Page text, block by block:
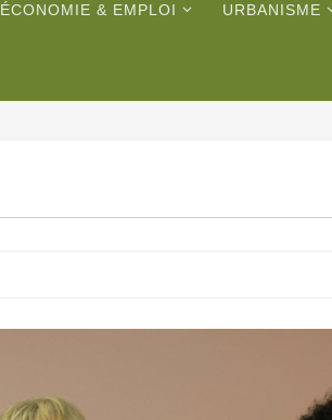
ÉCONOMIE & EMPLOI URBANISME